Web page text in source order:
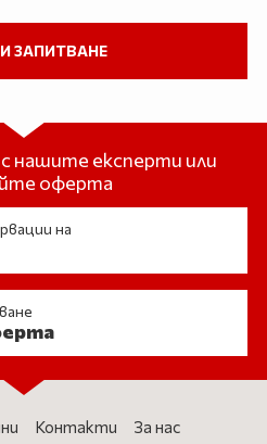
нашите експерти или
оферта
на
Контакти
За нас